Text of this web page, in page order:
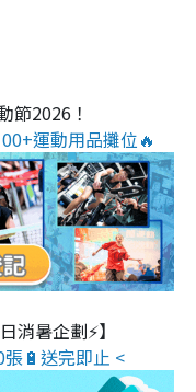
節2026！
運動用品攤位🔥
消暑企劃⚡】
🔋送完即止 <